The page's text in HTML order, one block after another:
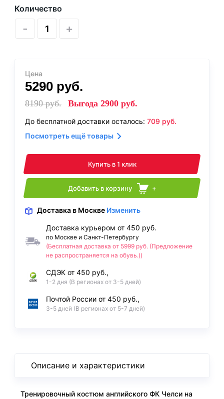
Количество
- +
Цена
5290 руб.
8190руб. Выгода 2900 руб.
До бесплатной доставки осталось: 709 руб.
Посмотреть ещё товары
Купить в 1 клик
Добавить в корзину +
Доставка в Москве Изменить
Доставка курьером от 450 руб.
по Москве и Санкт-Петербургу
(Бесплатная доставка от 5999 руб. (Предложение
не распространяется на обувь.))
СДЭК от 450 руб.,
1-2 дня (В регионах от 3-5 дней)
Почтой России от 450 руб.,
3-5 дней (В регионах от 5-7 дней)
Описание и характеристики
Тренировочный костюм английского ФК Челси на